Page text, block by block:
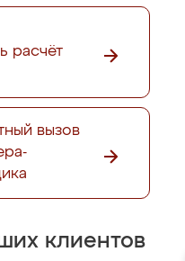
расчёт
вызов
клиентов